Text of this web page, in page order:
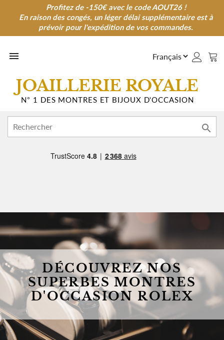
Profitez de -150€ avec le code AOUT26 !
En raison des congés, un léger délai supplémentaire est à
prévoir pour l'expédition de vos commandes.
Profitez de -150€ avec le code AOUT26 !
En raison des congés, un léger délai supplémentaire est à
prévoir pour l'expédition de vos commandes.

JOAILLERIE ROYALE
N° 1 DES MONTRES ET BIJOUX D'OCCASION

DÉCOUVREZ NOS
SUPERBES MONTRES
D'OCCASION ROLEX
ROLEX